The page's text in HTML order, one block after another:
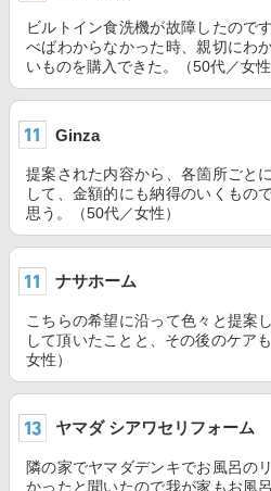
ビルトイン食洗機が故障したので
べばわからなかった時、親切にわ
いものを購入できた。（50代／女性
Ginza
提案された内容から、各箇所ごと
して、金額的にも納得のいくもの
思う。（50代／女性）
ナサホーム
こちらの希望に沿って色々と提案
して頂いたことと、その後のケア
女性）
ヤマダ シアワセリフォーム
隣の家でヤマダデンキでお風呂の
かったと聞いたので我が家もお風